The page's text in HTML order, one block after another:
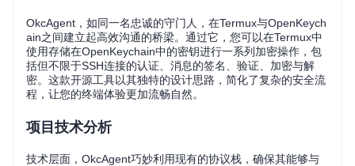
OkcAgent，如同一名忠诚的守门人，在Termux与OpenKeych
ain之间建立起高效沟通的桥梁。通过它，您可以在Termux中
使用存储在OpenKeychain中的密钥进行一系列加密操作，包
括但不限于SSH连接的认证、消息的签名、验证、加密与解
密。这款开源工具以其独特的设计思路，简化了复杂的安全流
程，让您的终端体验更加流畅自然。
项目技术分析
技术层面，OkcAgent巧妙利用现有的协议栈，确保其能够与